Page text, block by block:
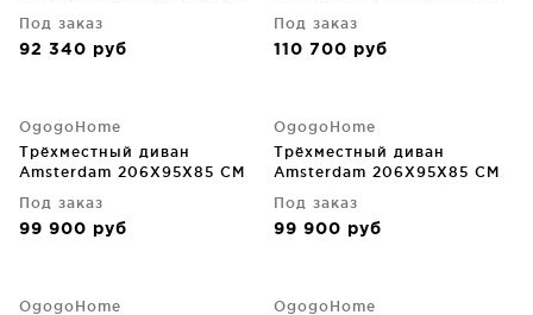
Под заказ
92 340 руб
Под заказ
110 700 руб
OgogoHome
Трёхместный диван
Amsterdam 206X95X85 CM
Под заказ
99 900 руб
OgogoHome
Трёхместный диван
Amsterdam 206X95X85 CM
Под заказ
99 900 руб
OgogoHome
OgogoHome